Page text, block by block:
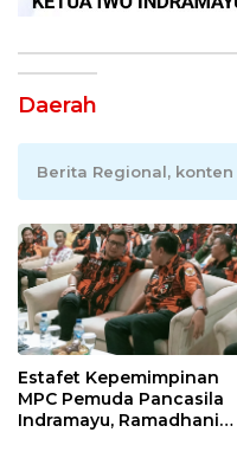
Daerah
Berita Regional,
Estafet Kepemimpinan
MPC Pemuda Pancasila
Indramayu, Ramadhani